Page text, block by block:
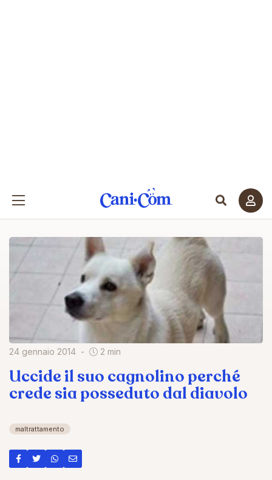
24 gennaio 2014 2 min
Uccide il suo cagnolino perché
crede sia posseduto dal diavolo
maltrattamento